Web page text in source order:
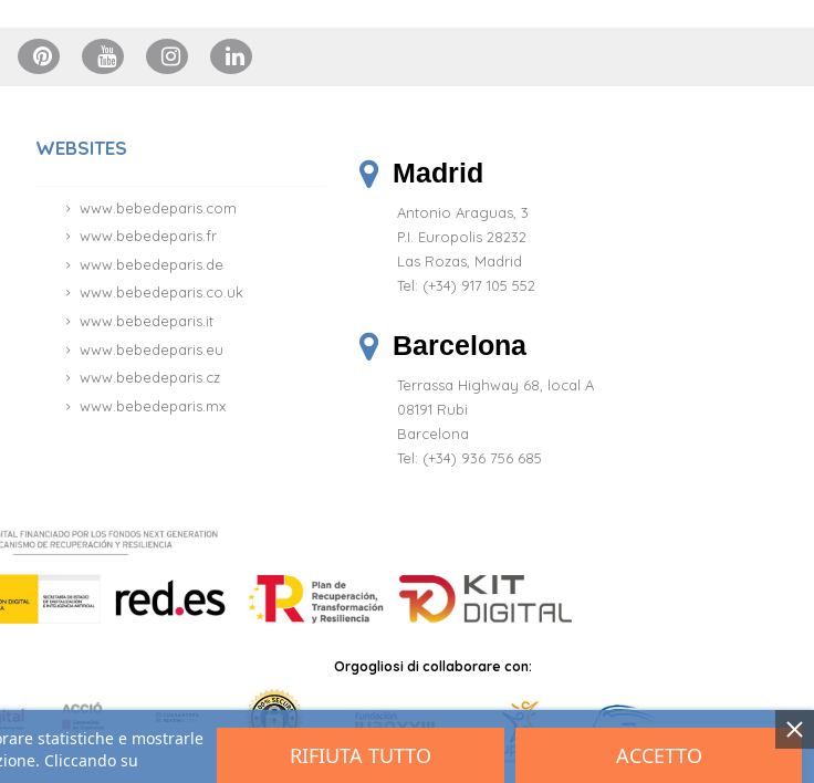
WEBSITES
www.bebedeparis.com
www.bebedeparis.fr
www.bebedeparis.de
www.bebedeparis.co.uk
www.bebedeparis.it
www.bebedeparis.eu
www.bebedeparis.cz
www.bebedeparis.mx
Madrid
Antonio Araguas, 3
P.I. Europolis 28232
Las Rozas, Madrid
Tel: (+34) 917 105 552
Barcelona
Terrassa Highway 68, local A
08191 Rubi
Barcelona
Tel: (+34) 936 756 685
Orgogliosi di collaborare con:
statistiche e mostrarle
Cliccando su
RIFIUTA TUTTO ACCETTO